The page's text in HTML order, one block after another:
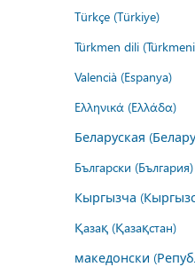
Türkçe (Türkiye)
Türkmen dili
Valencià (Espanya)
Ελληνικά (Ελλάδα)
Беларуская
Български (България)
Кыргызча
Қазақ (Қазақстан)
македонски